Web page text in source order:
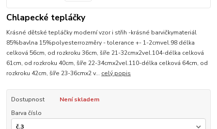
Chlapecké tepláčky
Krásné dětské tepláčky moderní vzor i střih -krásné barvičkymateriál
85%bavlna 15%polyesterrozměry - tolerance +- 1-2cmvel.98 délka
celková 56cm, od rozkroku 36cm, šíře 21-32cmx2vel.104-délka celková
61cm, od rozkroku 40cm, šíře 22-34cmx2vel.110-délka celková 64cm, od
rozkroku 42cm, šíře 23-36cmx2 v... celý popis
Dostupnost
Není skladem
Barva číslo